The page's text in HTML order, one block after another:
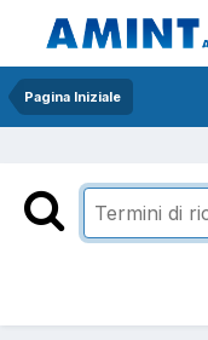
Pagina Iniziale